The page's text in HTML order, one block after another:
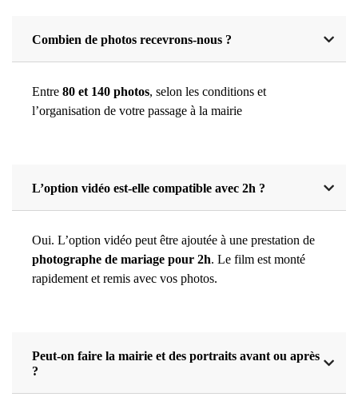
Combien de photos recevrons-nous ?
Entre 80 et 140 photos, selon les conditions et
l’organisation de votre passage à la mairie
L’option vidéo est-elle compatible avec 2h ?
Oui. L’option vidéo peut être ajoutée à une prestation de
photographe de mariage pour 2h. Le film est monté
rapidement et remis avec vos photos.
Peut-on faire la mairie et des portraits avant ou après
?